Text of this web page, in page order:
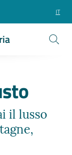
IT
il lusso